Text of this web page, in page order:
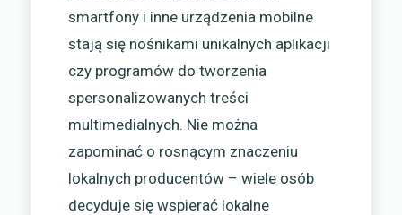
smartfony i inne urządzenia mobilne
stają się nośnikami unikalnych aplikacji
czy programów do tworzenia
spersonalizowanych treści
multimedialnych. Nie można
zapominać o rosnącym znaczeniu
lokalnych producentów – wiele osób
decyduje się wspierać lokalne